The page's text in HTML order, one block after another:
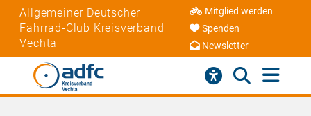
Allgemeiner Deutscher
Fahrrad-Club Kreisverband
Vechta
Mitglied werden
Spenden
Newsletter